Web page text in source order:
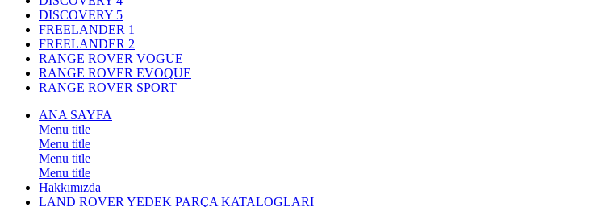
DISCOVERY 5
FREELANDER 1
FREELANDER 2
RANGE ROVER VOGUE
RANGE ROVER EVOQUE
RANGE ROVER SPORT
ANA SAYFA
Menu title
Menu title
Menu title
Menu title
Hakkımızda
LAND ROVER YEDEK PARÇA KATALOGLARI